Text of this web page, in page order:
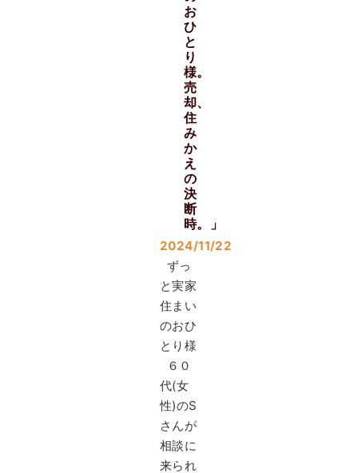
お
ひ
と
り
様。
売
却、
住
み
か
え
の
決
断
時。」
2024/11/22
ずっ
と実家
住まい
のおひ
とり様
６０
代(女
性)のS
さんが
相談に
来られ